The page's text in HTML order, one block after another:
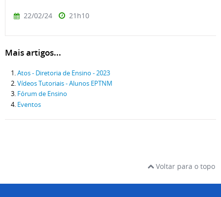
22/02/24 21h10
Mais artigos...
Atos - Diretoria de Ensino - 2023
Vídeos Tutoriais - Alunos EPTNM
Fórum de Ensino
Eventos
Voltar para o topo